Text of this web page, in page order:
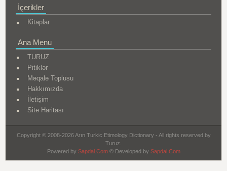
İçerikler
Kitaplar
Ana Menu
TURUZ
Pitiklər
Məqalə Toplusu
Hakkımızda
İletişim
Site Haritası
Copyright © 2008-2026 Arın Turkic Etimology Dictionary - All rights reserved by
Turuz.
Powered by Sapdal.Com© Developed by Sapdal.Com